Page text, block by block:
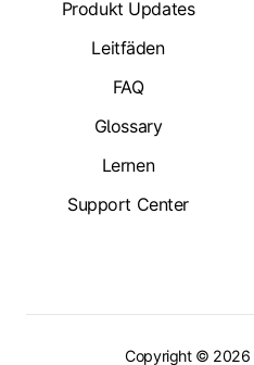
Produkt Updates
Leitfäden
FAQ
Glossary
Lernen
Support Center
Copyright © 2026